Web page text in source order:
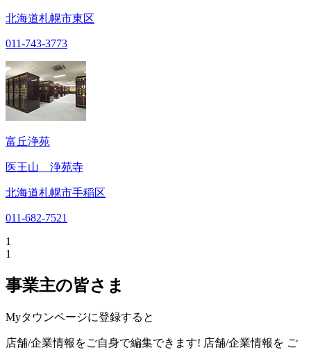
北海道札幌市東区
011-743-3773
富丘浄苑
医王山 浄苑寺
北海道札幌市手稲区
011-682-7521
1
1
事業主の皆さま
Myタウンページに登録すると
店舗/企業情報をご自身で編集できます! 店舗/企業情報を ご